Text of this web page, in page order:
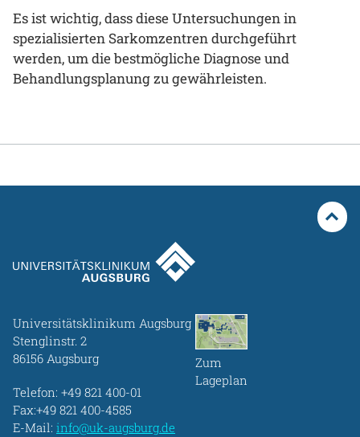
Es ist wichtig, dass diese Untersuchungen in
spezialisierten Sarkomzentren durchgeführt
werden, um die bestmögliche Diagnose und
Behandlungsplanung zu gewährleisten.
Universitätsklinikum Augsburg
Stenglinstr. 2
86156 Augsburg
Telefon: +49 821 400-01
Fax:+49 821 400-4585
E-Mail: info@uk-augsburg.de
Zum
Lageplan